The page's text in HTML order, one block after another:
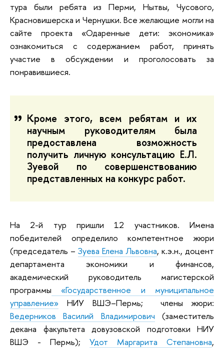
тура были ребята из Перми, Нытвы, Чусового,
Красновишерска и Чернушки. Все желающие могли на
сайте проекта «Одаренные дети: экономика»
ознакомиться с содержанием работ, принять
участие в обсуждении и проголосовать за
понравившиеся.
Кроме этого, всем ребятам и их
научным руководителям была
предоставлена возможность
получить личную консультацию Е.Л.
Зуевой по совершенствованию
представленных на конкурс работ.
На 2-й тур пришли 12 участников. Имена
победителей определило компетентное жюри
(председатель – Зуева Елена Львовна, к.э.н., доцент
департамента экономики и финансов,
академический руководитель магистерской
программы «Государственное и муниципальное
управление» НИУ ВШЭ–Пермь; члены жюри:
Ведерников Василий Владимирович (заместитель
декана факультета довузовской подготовки НИУ
ВШЭ - Пермь); Удот Маргарита Степановна,